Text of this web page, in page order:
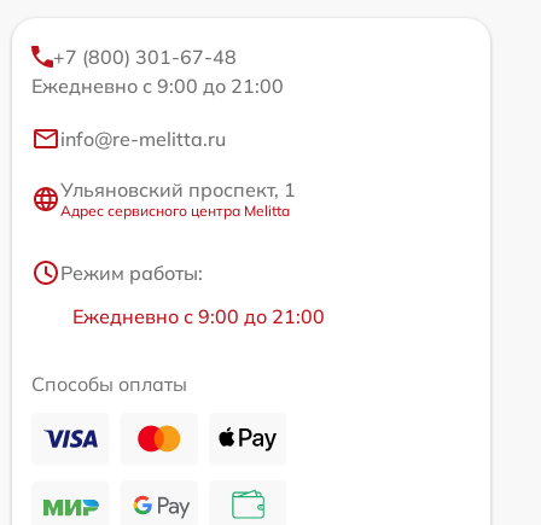
+7 (800) 301-67-48
Ежедневно с 9:00 до 21:00
info@re-melitta.ru
Ульяновский проспект, 1
Адрес сервисного центра Melitta
Режим работы:
Ежедневно с 9:00 до 21:00
Способы оплаты